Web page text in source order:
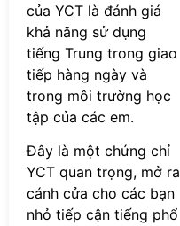
của YCT là đánh giá
khả năng sử dụng
tiếng Trung trong giao
tiếp hàng ngày và
trong môi trường học
tập của các em.
Đây là một chứng chỉ
YCT quan trọng, mở ra
cánh cửa cho các bạn
nhỏ tiếp cận tiếng phổ